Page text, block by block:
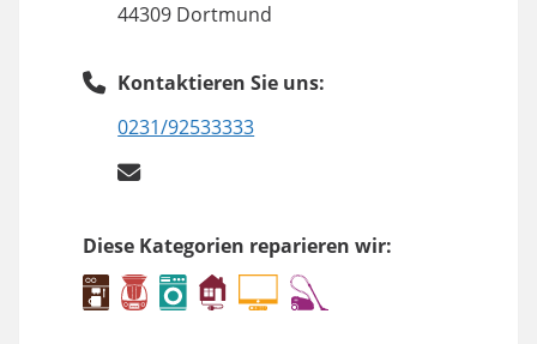
44309 Dortmund
Kontaktieren Sie uns:
0231/92533333
Diese Kategorien reparieren wir: